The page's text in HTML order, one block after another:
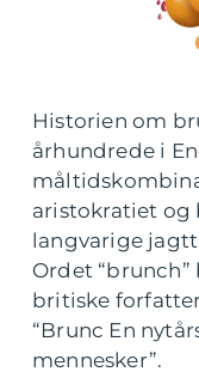
Historien om
århundrede i
aristokratiet og
langvarige
Ordet “brunch”
britiske
“Brunc En
mennesker”.